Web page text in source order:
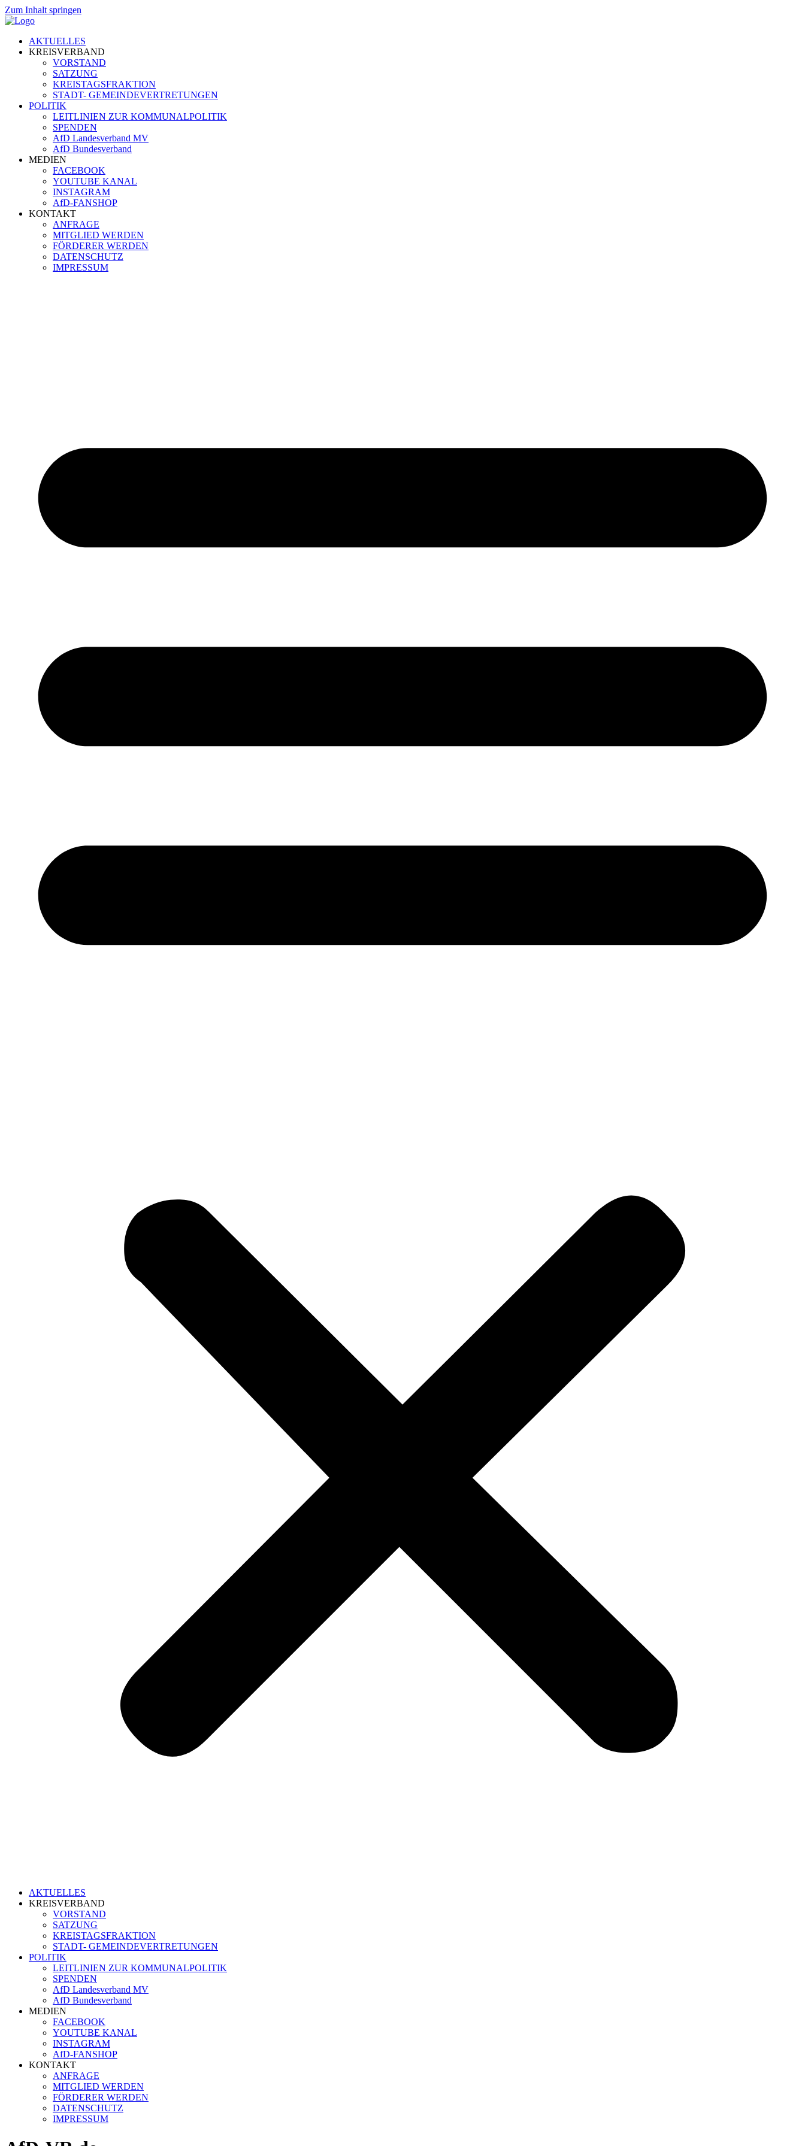
Zum Inhalt springen
AKTUELLES
KREISVERBAND
VORSTAND
SATZUNG
KREISTAGSFRAKTION
STADT- GEMEINDEVERTRETUNGEN
POLITIK
LEITLINIEN ZUR KOMMUNALPOLITIK
SPENDEN
AfD Landesverband MV
AfD Bundesverband
MEDIEN
FACEBOOK
YOUTUBE KANAL
INSTAGRAM
AfD-FANSHOP
KONTAKT
ANFRAGE
MITGLIED WERDEN
FÖRDERER WERDEN
DATENSCHUTZ
IMPRESSUM
AKTUELLES
KREISVERBAND
VORSTAND
SATZUNG
KREISTAGSFRAKTION
STADT- GEMEINDEVERTRETUNGEN
POLITIK
LEITLINIEN ZUR KOMMUNALPOLITIK
SPENDEN
AfD Landesverband MV
AfD Bundesverband
MEDIEN
FACEBOOK
YOUTUBE KANAL
INSTAGRAM
AfD-FANSHOP
KONTAKT
ANFRAGE
MITGLIED WERDEN
FÖRDERER WERDEN
DATENSCHUTZ
IMPRESSUM